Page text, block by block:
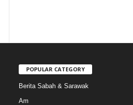
POPULAR CATEGORY
Berita Sabah & Sarawak
Am